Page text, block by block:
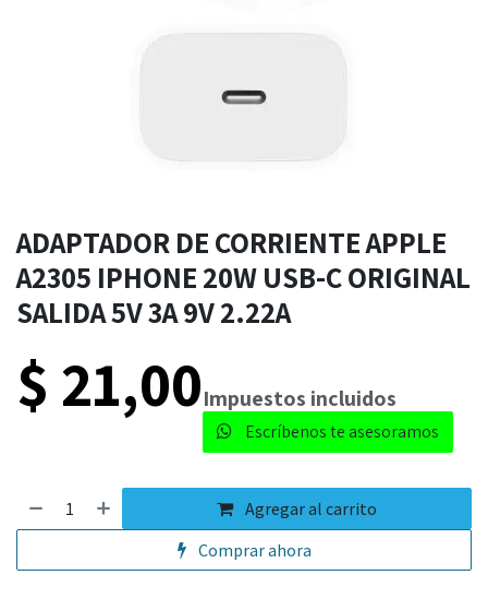
ADAPTADOR DE CORRIENTE APPLE
A2305 IPHONE 20W USB-C ORIGINAL
SALIDA 5V 3A 9V 2.22A
$ 21,00​​Impuestos incluidos
Escríbenos te asesoramos​
Agregar al carrito
Comprar ahora